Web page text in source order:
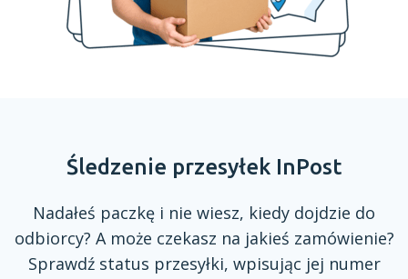
Śledzenie przesyłek InPost
Nadałeś paczkę i nie wiesz, kiedy dojdzie do
odbiorcy? A może czekasz na jakieś zamówienie?
Sprawdź status przesyłki, wpisując jej numer